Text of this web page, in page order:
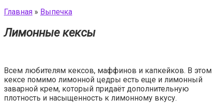
Главная » Выпечка
Лимонные кексы
Всем любителям кексов, маффинов и капкейков. В этом
кексе помимо лимонной цедры есть еще и лимонный
заварной крем, который придаёт дополнительную
плотность и насыщенность к лимонному вкусу.